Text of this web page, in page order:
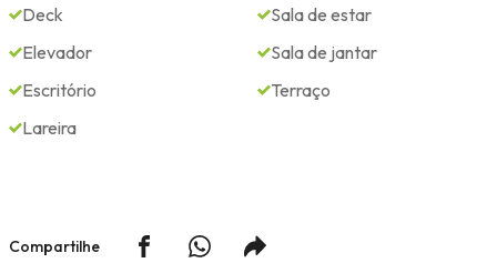
Deck
Elevador
Escritório
Lareira
Sala de estar
Sala de jantar
Terraço
Compartilhe